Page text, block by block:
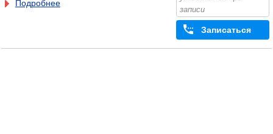
Подробнее
записи
Записаться